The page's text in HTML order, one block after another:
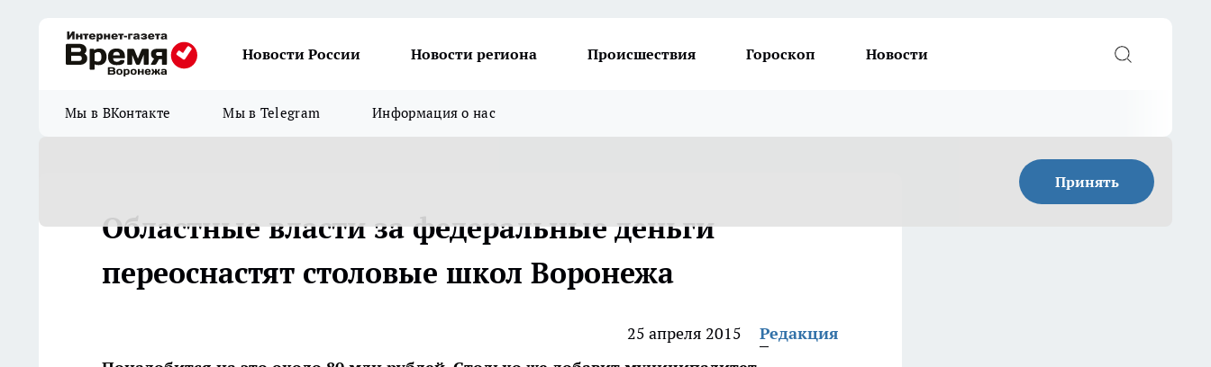
Новости России Новости региона Происшествия Гороскоп Новости
Мы в ВКонтакте Мы в Telegram Информация о нас
Принять
Областные власти за федеральные деньги
переоснастят столовые школ Воронежа
25 апреля 2015
Редакция